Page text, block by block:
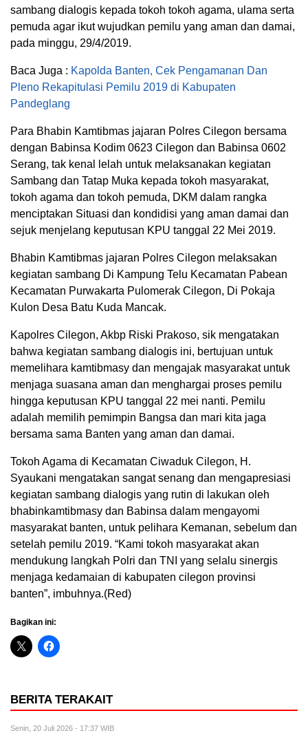
sambang dialogis kepada tokoh tokoh agama, ulama serta
pemuda agar ikut wujudkan pemilu yang aman dan damai,
pada minggu, 29/4/2019.
Baca Juga : Kapolda Banten, Cek Pengamanan Dan
Pleno Rekapitulasi Pemilu 2019 di Kabupaten
Pandeglang
Para Bhabin Kamtibmas jajaran Polres Cilegon bersama
dengan Babinsa Kodim 0623 Cilegon dan Babinsa 0602
Serang, tak kenal lelah untuk melaksanakan kegiatan
Sambang dan Tatap Muka kepada tokoh masyarakat,
tokoh agama dan tokoh pemuda, DKM dalam rangka
menciptakan Situasi dan kondidisi yang aman damai dan
sejuk menjelang keputusan KPU tanggal 22 Mei 2019.
Bhabin Kamtibmas jajaran Polres Cilegon melaksakan
kegiatan sambang Di Kampung Telu Kecamatan Pabean
Kecamatan Purwakarta Pulomerak Cilegon, Di Pokaja
Kulon Desa Batu Kuda Mancak.
Kapolres Cilegon, Akbp Riski Prakoso, sik mengatakan
bahwa kegiatan sambang dialogis ini, bertujuan untuk
memelihara kamtibmasy dan mengajak masyarakat untuk
menjaga suasana aman dan menghargai proses pemilu
hingga keputusan KPU tanggal 22 mei nanti. Pemilu
adalah memilih pemimpin Bangsa dan mari kita jaga
bersama sama Banten yang aman dan damai.
Tokoh Agama di Kecamatan Ciwaduk Cilegon, H.
Syaukani mengatakan sangat senang dan mengapresiasi
kegiatan sambang dialogis yang rutin di lakukan oleh
bhabinkamtibmasy dan Babinsa dalam mengayomi
masyarakat banten, untuk pelihara Kemanan, sebelum dan
setelah pemilu 2019. “Kami tokoh masyarakat akan
mendukung langkah Polri dan TNI yang selalu sinergis
menjaga kedamaian di kabupaten cilegon provinsi
banten”, imbuhnya.(Red)
Bagikan ini:
BERITA TERAKAIT
Senin, 20 Juli 2026 - 17:37 WIB